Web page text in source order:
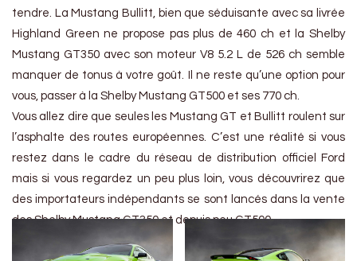
tendre. La Mustang Bullitt, bien que séduisante avec sa livrée
Highland Green ne propose pas plus de 460 ch et la Shelby
Mustang GT350 avec son moteur V8 5.2 L de 526 ch semble
manquer de tonus à votre goût. Il ne reste qu’une option pour
vous, passer à la Shelby Mustang GT500 et ses 770 ch.
Vous allez dire que seules les Mustang GT et Bullitt roulent sur
l’asphalte des routes européennes. C’est une réalité si vous
restez dans le cadre du réseau de distribution officiel Ford
mais si vous regardez un peu plus loin, vous découvrirez que
des importateurs indépendants se sont lancés dans la vente
des Shelby Mustang GT350 et depuis peu GT500.